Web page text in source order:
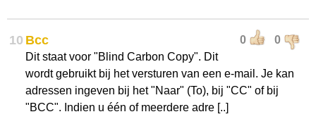
10 0 0
Bcc
Dit staat voor "Blind Carbon Copy". Dit
wordt gebruikt bij het versturen van een e-mail. Je kan
adressen ingeven bij het "Naar" (To), bij "CC" of bij
"BCC". Indien u één of meerdere adre [..]